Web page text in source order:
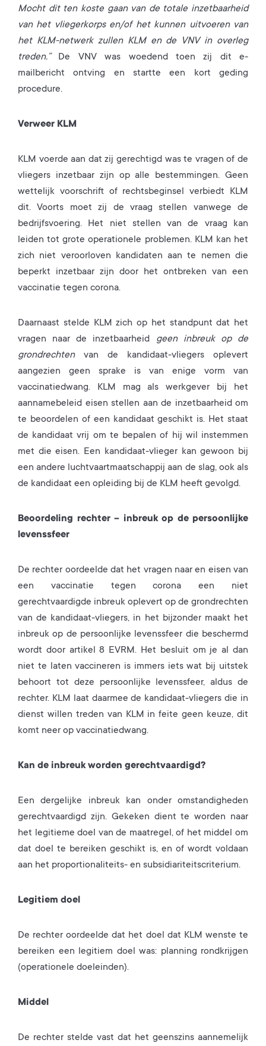
Mocht dit ten koste gaan van de totale inzetbaarheid
van het vliegerkorps en/of het kunnen uitvoeren van
het KLM-netwerk zullen KLM en de VNV in overleg
treden.”De VNV was woedend toen zij dit e-
mailbericht ontving en startte een kort geding
procedure.
Verweer KLM
KLM voerde aan dat zij gerechtigd was te vragen of de
vliegers inzetbaar zijn op alle bestemmingen. Geen
wettelijk voorschrift of rechtsbeginsel verbiedt KLM
dit. Voorts moet zij de vraag stellen vanwege de
bedrijfsvoering. Het niet stellen van de vraag kan
leiden tot grote operationele problemen. KLM kan het
zich niet veroorloven kandidaten aan te nemen die
beperkt inzetbaar zijn door het ontbreken van een
vaccinatie tegen corona.
Daarnaast stelde KLM zich op het standpunt dat het
vragen naar de inzetbaarheid geen inbreuk op de
grondrechtenvan de kandidaat-vliegers oplevert
aangezien geen sprake is van enige vorm van
vaccinatiedwang. KLM mag als werkgever bij het
aannamebeleid eisen stellen aan de inzetbaarheid om
te beoordelen of een kandidaat geschikt is. Het staat
de kandidaat vrij om te bepalen of hij wil instemmen
met die eisen. Een kandidaat-vlieger kan gewoon bij
een andere luchtvaartmaatschappij aan de slag, ook als
de kandidaat een opleiding bij de KLM heeft gevolgd.
Beoordeling rechter – inbreuk op de persoonlijke
levenssfeer
De rechter oordeelde dat het vragen naar en eisen van
een vaccinatie tegen corona een niet
gerechtvaardigde inbreuk oplevert op de grondrechten
van de kandidaat-vliegers, in het bijzonder maakt het
inbreuk op de persoonlijke levenssfeer die beschermd
wordt door artikel 8 EVRM. Het besluit om je al dan
niet te laten vaccineren is immers iets wat bij uitstek
behoort tot deze persoonlijke levenssfeer, aldus de
rechter. KLM laat daarmee de kandidaat-vliegers die in
dienst willen treden van KLM in feite geen keuze, dit
komt neer op vaccinatiedwang.
Kan de inbreuk worden gerechtvaardigd?
Een dergelijke inbreuk kan onder omstandigheden
gerechtvaardigd zijn. Gekeken dient te worden naar
het legitieme doel van de maatregel, of het middel om
dat doel te bereiken geschikt is, en of wordt voldaan
aan het proportionaliteits- en subsidiariteitscriterium.
Legitiem doel
De rechter oordeelde dat het doel dat KLM wenste te
bereiken een legitiem doel was: planning rondkrijgen
(operationele doeleinden).
Middel
De rechter stelde vast dat het geenszins aannemelijk